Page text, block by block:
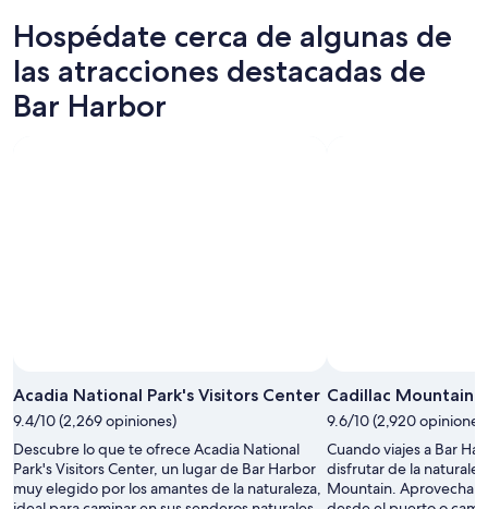
8
-
9
para
mañana
por
la
Bar
Harbor
para
el
Hospédate cerca de algunas de
las atracciones destacadas de
Bar Harbor
Acadia National Park's Visitors Center
9.4/10 (2,269 opiniones)
Descubre lo que te ofrece Acadia National
Park's Visitors Center, un lugar de Bar Harbor
muy elegido por los amantes de la naturaleza,
Cadillac Mountain
9.6/10 (2,920
Cuando viajes a Bar
disfrutar de la
Mountain. Aprovecha